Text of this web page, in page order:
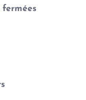
fermées